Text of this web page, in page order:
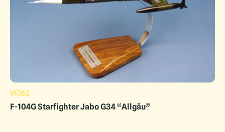
VF262
F-104G Starfighter Jabo G34 “Allgäu”